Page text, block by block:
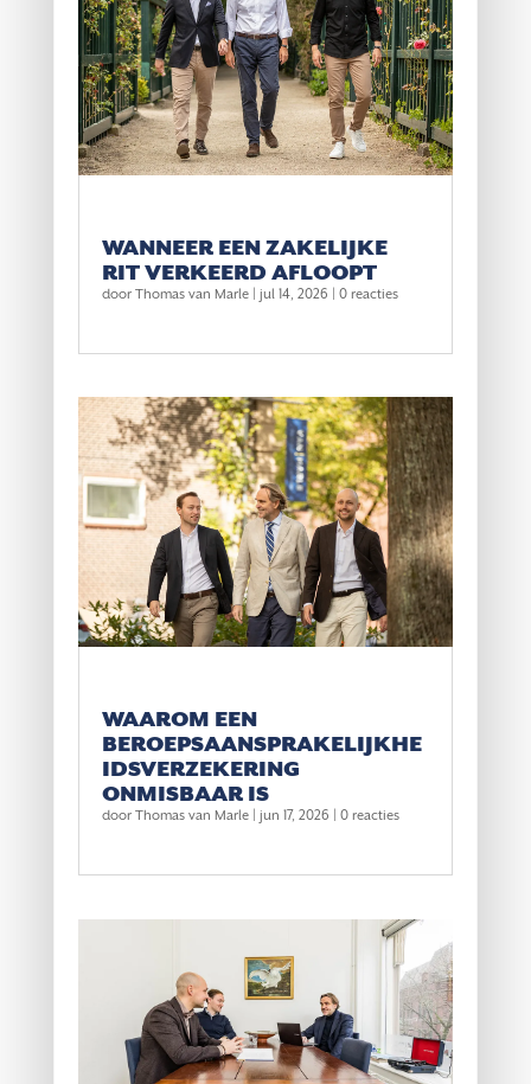
WANNEER EEN ZAKELIJKE
RIT VERKEERD AFLOOPT
door Thomas van Marle| jul 14, 2026 | 0 reacties
WAAROM EEN
BEROEPSAANSPRAKELIJKHE
IDSVERZEKERING
ONMISBAAR IS
door Thomas van Marle| jun 17, 2026 | 0 reacties